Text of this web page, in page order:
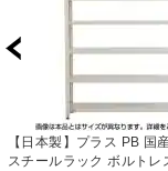
【日本製】プラス PB 国
スチールラック ボルトレ